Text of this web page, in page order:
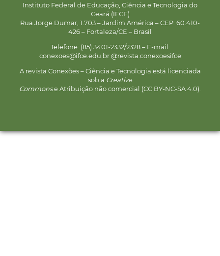
Instituto Federal de Educação, Ciência e Tecnologia do
Ceará (IFCE)
Rua Jorge Dumar, 1.703 – Jardim América – CEP: 60.410-
426 – Fortaleza/CE – Brasil
Telefone: (85) 3401-2332/2328 – E-mail:
conexoes@ifce.edu.br @revista.conexoesifce
A revista Conexões – Ciência e Tecnologia está licenciada
sob a Creative
Commonse Atribuição não comercial (CC BY-NC-SA 4.0).